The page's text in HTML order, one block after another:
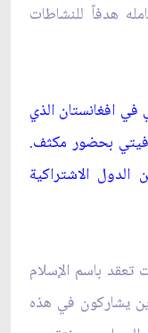
هدفاً للنشاطات
في افغانستان الذي
بحضور مكثف.
الاشتراكية
تعقد باسم الإسلام
يشاركون في هذه